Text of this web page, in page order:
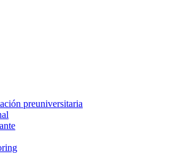
preuniversitaria